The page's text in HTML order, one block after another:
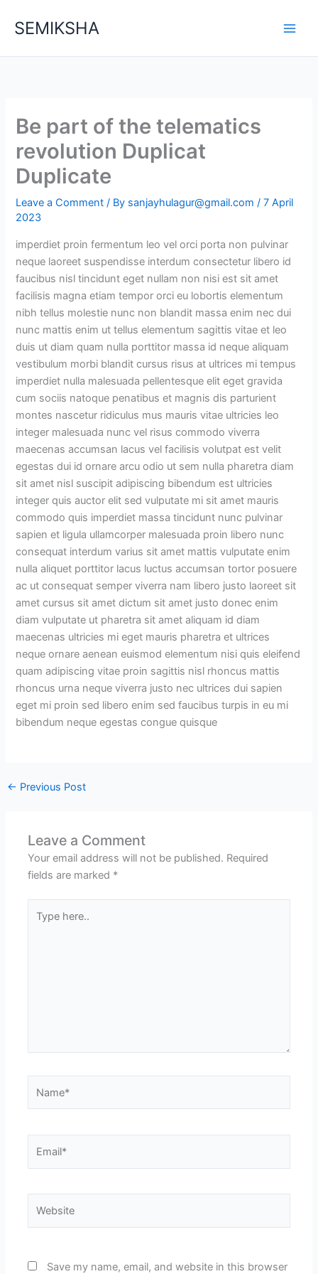
SEMIKSHA
Be part of the telematics
revolution Duplicat
Duplicate
Leave a Comment / By sanjayhulagur@gmail.com/7 April
2023
imperdiet proin fermentum leo vel orci porta non pulvinar
neque laoreet suspendisse interdum consectetur libero id
faucibus nisl tincidunt eget nullam non nisi est sit amet
facilisis magna etiam tempor orci eu lobortis elementum
nibh tellus molestie nunc non blandit massa enim nec dui
nunc mattis enim ut tellus elementum sagittis vitae et leo
duis ut diam quam nulla porttitor massa id neque aliquam
vestibulum morbi blandit cursus risus at ultrices mi tempus
imperdiet nulla malesuada pellentesque elit eget gravida
cum sociis natoque penatibus et magnis dis parturient
montes nascetur ridiculus mus mauris vitae ultricies leo
integer malesuada nunc vel risus commodo viverra
maecenas accumsan lacus vel facilisis volutpat est velit
egestas dui id ornare arcu odio ut sem nulla pharetra diam
sit amet nisl suscipit adipiscing bibendum est ultricies
integer quis auctor elit sed vulputate mi sit amet mauris
commodo quis imperdiet massa tincidunt nunc pulvinar
sapien et ligula ullamcorper malesuada proin libero nunc
consequat interdum varius sit amet mattis vulputate enim
nulla aliquet porttitor lacus luctus accumsan tortor posuere
ac ut consequat semper viverra nam libero justo laoreet sit
amet cursus sit amet dictum sit amet justo donec enim
diam vulputate ut pharetra sit amet aliquam id diam
maecenas ultricies mi eget mauris pharetra et ultrices
neque ornare aenean euismod elementum nisi quis eleifend
quam adipiscing vitae proin sagittis nisl rhoncus mattis
rhoncus urna neque viverra justo nec ultrices dui sapien
eget mi proin sed libero enim sed faucibus turpis in eu mi
bibendum neque egestas congue quisque
← Previous Post
Leave a Comment
Your email address will not be published. Required
fields are marked *
here..
Save my name, email, and website in this browser